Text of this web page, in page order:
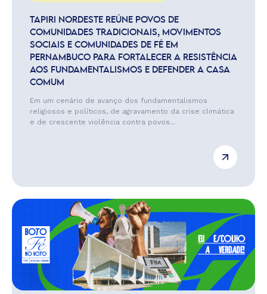
TAPIRI NORDESTE REÚNE POVOS DE
COMUNIDADES TRADICIONAIS, MOVIMENTOS
SOCIAIS E COMUNIDADES DE FÉ EM
PERNAMBUCO PARA FORTALECER A RESISTÊNCIA
AOS FUNDAMENTALISMOS E DEFENDER A CASA
COMUM
Em um cenário de avanço dos fundamentalismos
religiosos e políticos, de agravamento da crise climática
e de crescente violência contra povos...